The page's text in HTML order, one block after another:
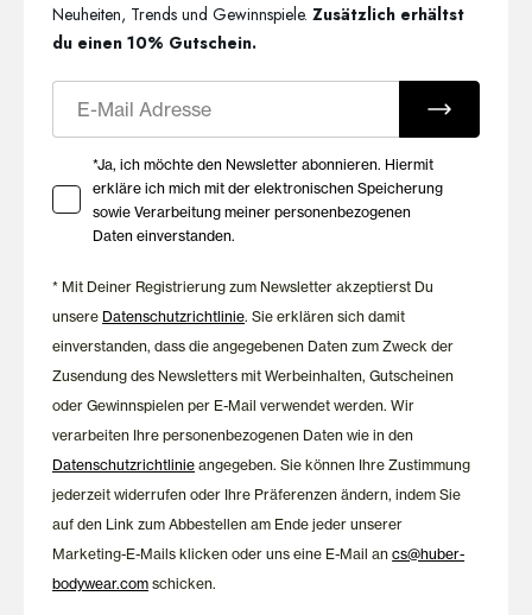
Neuheiten, Trends und Gewinnspiele.Zusätzlich erhältst
du einen 10% Gutschein.
Ihre Zustimmung zu Marketing E-Mails
*Ja, ich möchte den Newsletter abonnieren. Hiermit
erkläre ich mich mit der elektronischen Speicherung
sowie Verarbeitung meiner personenbezogenen
Daten einverstanden.
* Mit Deiner Registrierung zum Newsletter akzeptierst Du
unsere Datenschutzrichtlinie. Sie erklären sich damit
einverstanden, dass die angegebenen Daten zum Zweck der
Zusendung des Newsletters mit Werbeinhalten, Gutscheinen
oder Gewinnspielen per E-Mail verwendet werden. Wir
verarbeiten Ihre personenbezogenen Daten wie in den
Datenschutzrichtlinie angegeben. Sie können Ihre Zustimmung
jederzeit widerrufen oder Ihre Präferenzen ändern, indem Sie
auf den Link zum Abbestellen am Ende jeder unserer
Marketing-E-Mails klicken oder uns eine E-Mail ancs@huber-
bodywear.com schicken.